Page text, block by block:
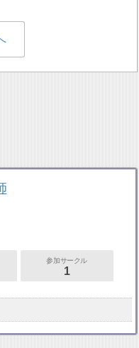
参加サークル
1